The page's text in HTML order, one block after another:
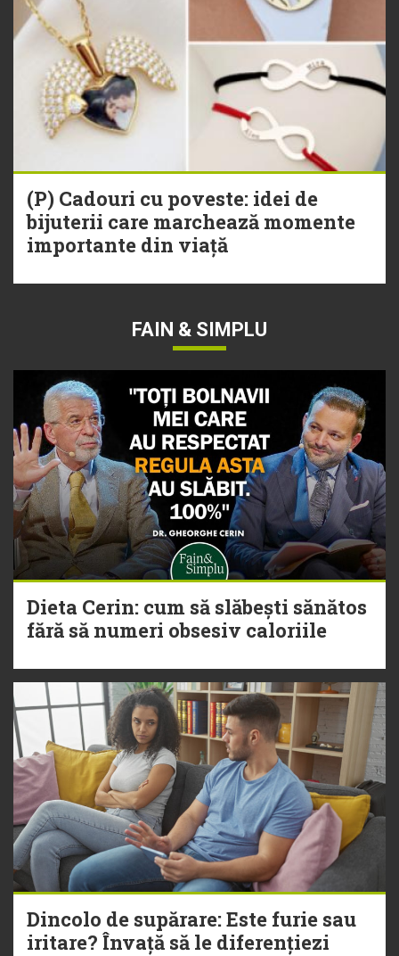
(P) Cadouri cu poveste: idei de
bijuterii care marchează momente
importante din viață
FAIN & SIMPLU
Dieta Cerin: cum să slăbești sănătos
fără să numeri obsesiv caloriile
Dincolo de supărare: Este furie sau
iritare? Învață să le diferențiezi